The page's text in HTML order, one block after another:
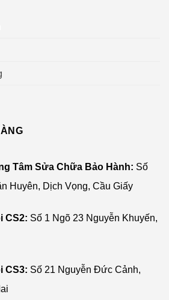
Tâm Sửa Chữa Bảo Hành: Số
Huyên, Dịch Vọng, Cầu Giấy
CS2: Số 1 Ngõ 23 Nguyễn Khuyến,
CS3: Số 21 Nguyễn Đức Cảnh,